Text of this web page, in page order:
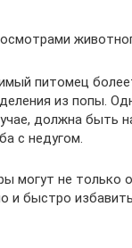
питомец
из попы.
должна быть
с недугом.
могут не только
и быстро